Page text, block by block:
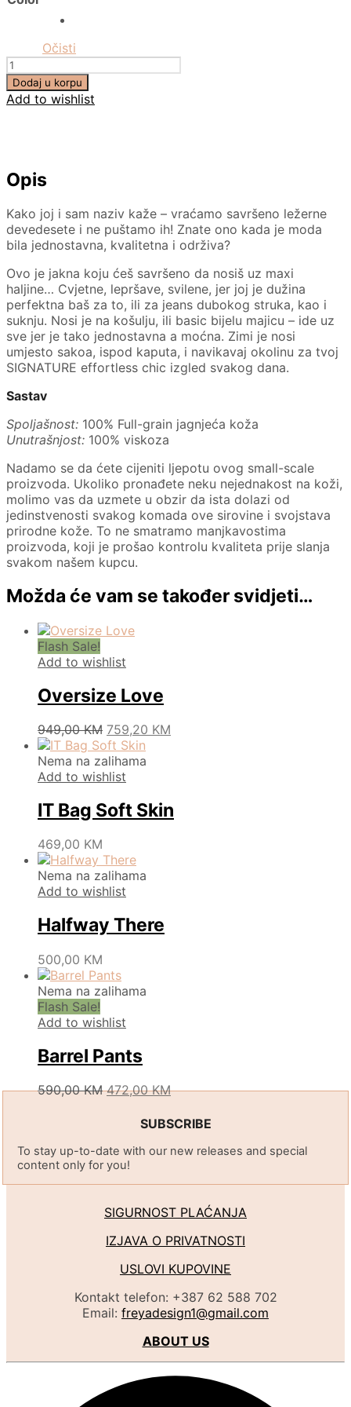
Očisti
Količina
Dodaj u korpu
Add to wishlist
Opis
Kako joj i sam naziv kaže – vraćamo savršeno ležerne
devedesete i ne puštamo ih! Znate ono kada je moda
bila jednostavna, kvalitetna i održiva?
Ovo je jakna koju ćeš savršeno da nosiš uz maxi
haljine… Cvjetne, lepršave, svilene, jer joj je dužina
perfektna baš za to, ili za jeans dubokog struka, kao i
suknju. Nosi je na košulju, ili basic bijelu majicu – ide uz
sve jer je tako jednostavna a moćna. Zimi je nosi
umjesto sakoa, ispod kaputa, i navikavaj okolinu za tvoj
SIGNATURE effortless chic izgled svakog dana.
Sastav
Spoljašnost: 100% Full-grain jagnjeća koža
Unutrašnjost: 100% viskoza
Nadamo se da ćete cijeniti ljepotu ovog small-scale
proizvoda. Ukoliko pronađete neku nejednakost na koži,
molimo vas da uzmete u obzir da ista dolazi od
jedinstvenosti svakog komada ove sirovine i svojstava
prirodne kože. To ne smatramo manjkavostima
proizvoda, koji je prošao kontrolu kvaliteta prije slanja
svakom našem kupcu.
Možda će vam se također svidjeti…
Flash Sale!
Add to wishlist
Oversize Love
949,00KM Original
price
was:
949,00 KM.
759,20 KM
The
options
Nema na zalihama
Add to wishlist
IT Bag Soft Skin
469,00 KM
product
has
multiple
The
options
be
chosen
on
the
product
page
Nema na zalihama
Add to wishlist
Halfway There
500,00 KM
product
has
variants.
options
may
be
chosen
product
page
Nema na zalihama
Flash Sale!
Add to wishlist
Barrel Pants
590,00KM Original
472,00KMCurrent
is:
This
has
variants.
options
be
on
the
product
page
SUBSCRIBE
To stay up-to-date with our new releases and special
content only for you!
SIGURNOST PLAĆANJA
IZJAVA O PRIVATNOSTI
USLOVI KUPOVINE
Kontakt telefon: +387 62 588 702
Email: freyadesign1@gmail.com
ABOUT US